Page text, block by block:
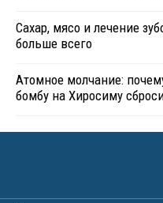
Сахар, мясо и лечение
больше всего
Атомное молчание:
бомбу на Хиросиму